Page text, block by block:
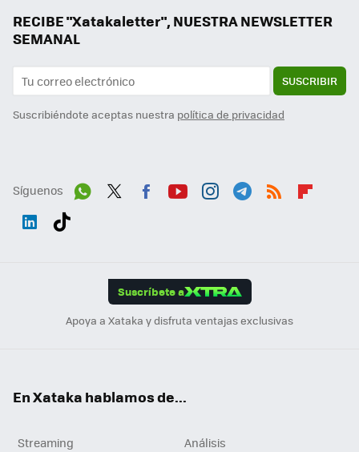
RECIBE "Xatakaletter", NUESTRA NEWSLETTER
SEMANAL
SUSCRIBIR
Suscribiéndote aceptas nuestra política de privacidad
Síguenos
Suscríbete a
Apoya a Xataka y disfruta ventajas exclusivas
En Xataka hablamos de...
Streaming
Análisis